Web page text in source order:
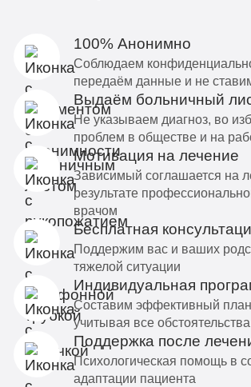
100% Анонимно
Соблюдаем
передаём данные и не
Выдаём больничный
Не указываем диагноз, во
проблем в обществе и на
Мотивация на лечение
Зависимый соглашается на
результате
врачом
Бесплатная
Поддержим вас и ваших
тяжелой ситуации
Индивидуальная
Составим эффективный план
учитывая все обстоятельства
Поддержка после
Психологическая помощь в
адаптации пациента